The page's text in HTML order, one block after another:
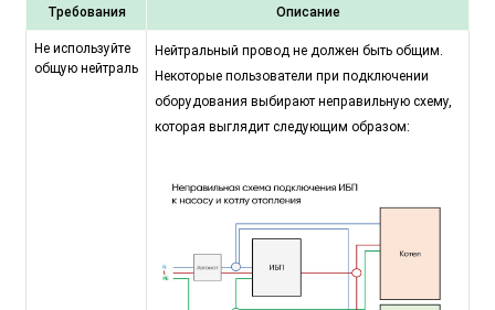
Требования Описание
Не используйте
общую нейтраль
Нейтральный провод не должен быть общим.
Некоторые пользователи при подключении
оборудования выбирают неправильную схему,
которая выглядит следующим образом: